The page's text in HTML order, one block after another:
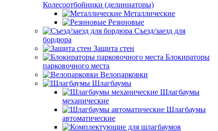
Колесоотбойники (делиниаторы)
Металлические
Резиновые
Съезд/заезд для
бордюра
Защита стен
Блокираторы
парковочного места
Велопарковки
Шлагбаумы
Шлагбаумы
механические
Шлагбаумы
автоматические